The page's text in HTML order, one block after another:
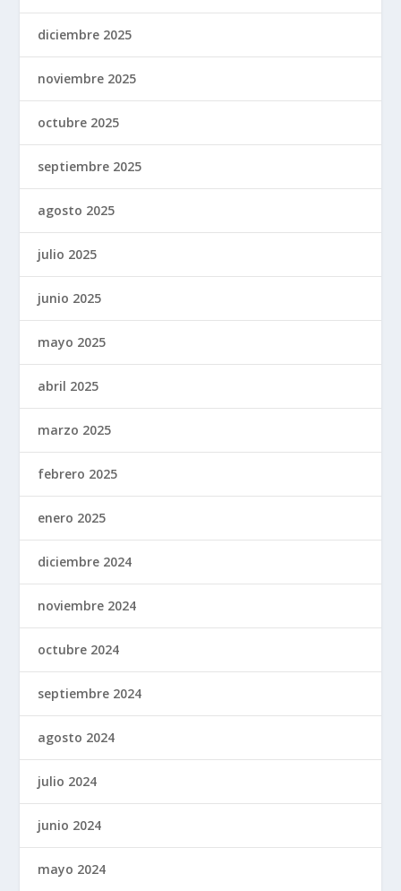
diciembre 2025
noviembre 2025
octubre 2025
septiembre 2025
agosto 2025
julio 2025
junio 2025
mayo 2025
abril 2025
marzo 2025
febrero 2025
enero 2025
diciembre 2024
noviembre 2024
octubre 2024
septiembre 2024
agosto 2024
julio 2024
junio 2024
mayo 2024